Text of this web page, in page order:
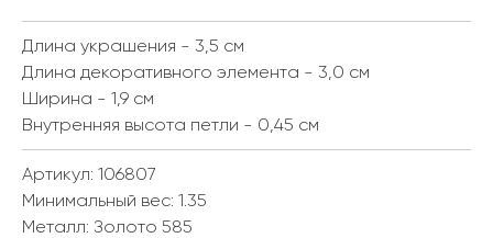
Длина украшения - 3,5 см
Длина декоративного элемента - 3,0 см
Ширина - 1,9 см
Внутренняя высота петли - 0,45 см
Артикул: 106807
Минимальный вес: 1.35
Металл: Золото 585